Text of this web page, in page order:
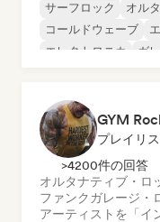
サーフロック
オル
コールドウェーブ
エレクトロニカ
ガ
GYM
プレイリ
>4200件の回答
オルタナティブ・ロ
ファンクガレージ・
アーティストを「イ